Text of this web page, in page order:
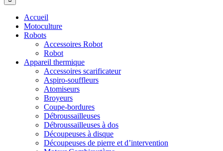
Accueil
Motoculture
Robots
Accessoires Robot
Robot
Appareil thermique
Accessoires scarificateur
Aspiro-souffleurs
Atomiseurs
Broyeurs
Coupe-bordures
Débroussailleuses
Débroussailleuses à dos
Découpeuses à disque
Découpeuses de pierre et d’intervention